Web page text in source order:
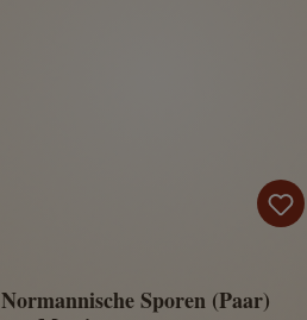
Normannische Sporen (Paar)